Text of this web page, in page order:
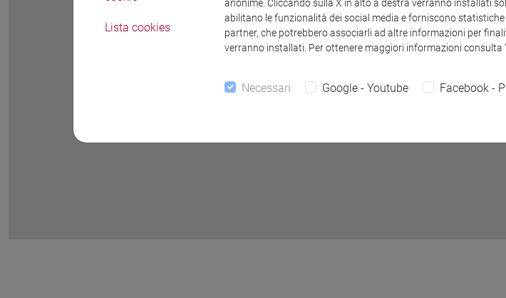
Lista cookies
anonime. Cliccando sulla X in alto a destra verranno installati
abilitano le funzionalità dei social media e forniscono
partner, che potrebbero associarli ad altre informazioni per
verranno installati. Per ottenere maggiori informazioni consulta
Necessari Google - Youtube Facebook -